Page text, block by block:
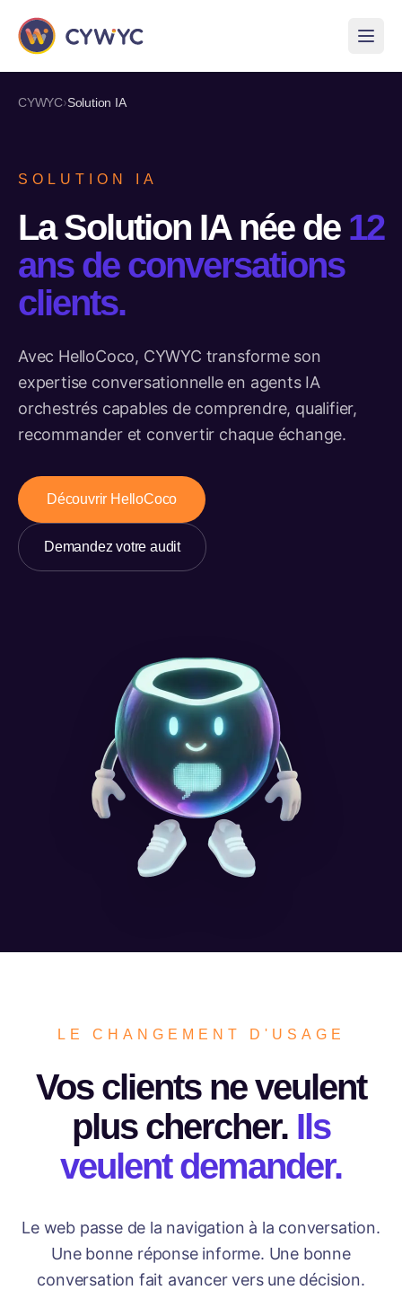
CYWYC›Solution IA
SOLUTION IA
La Solution IA née de 12
ans de conversations
clients.
Avec HelloCoco, CYWYC transforme son
expertise conversationnelle en agents IA
orchestrés capables de comprendre, qualifier,
recommander et convertir chaque échange.
Découvrir HelloCoco
Demandez votre audit
LE CHANGEMENT D'USAGE
Vos clients ne veulent
plus chercher. Ils
veulent demander.
Le web passe de la navigation à la conversation.
Une bonne réponse informe. Une bonne
conversation fait avancer vers une décision.